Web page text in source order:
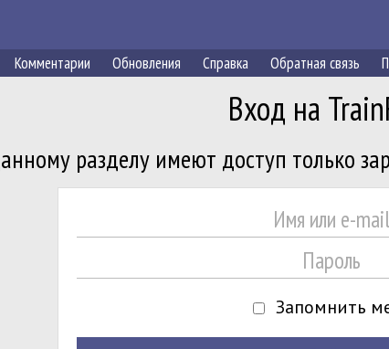
Комментарии Обновления Справка Обратная связь
Вход на
разделу имеют доступ только
Запомнить